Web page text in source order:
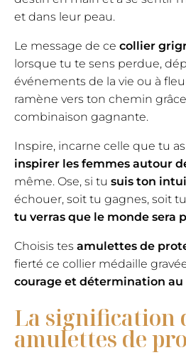
et dans leur peau.
Le message de ce collier
lorsque tu te sens perdue,
événements de la vie ou à
ramène vers ton chemin
combinaison gagnante.
Inspire, incarne celle que tu
inspirer les femmes autour
même. Ose, si tu suis ton
échouer, soit tu gagnes, soit
tu verras que le monde sera
Choisis tes amulettes de
fierté ce collier médaille
courage et détermination
La signification
amulettes de